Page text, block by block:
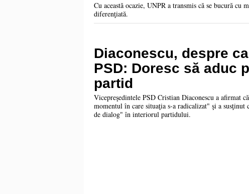
Cu această ocazie, UNPR a transmis că se bucură cu
diferenţiată.
Diaconescu, despre
PSD: Doresc să aduc
partid
Vicepreşedintele PSD Cristian Diaconescu a afirmat
momentul în care situaţia s-a radicalizat" şi a susţinut
de dialog" în interiorul partidului.